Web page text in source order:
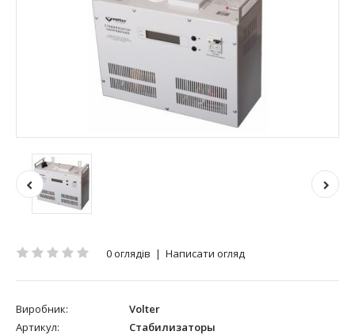
0 оглядів | Написати огляд
Виробник:
Volter
Артикул:
Стабилизаторы